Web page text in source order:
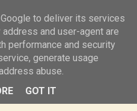
to deliver its services
and user-agent are
performance and security
generate usage
abuse.
GOT IT